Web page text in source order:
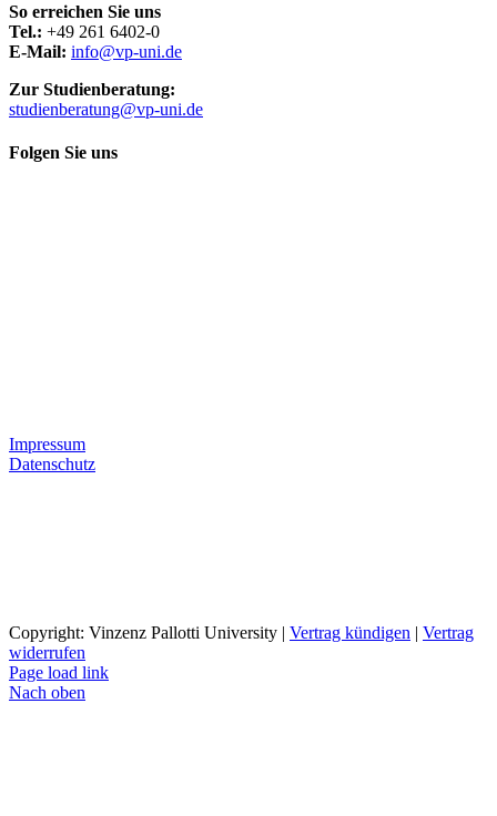
So erreichen Sie uns
Tel.: +49 261 6402-0
E-Mail: info@vp-uni.de
Zur Studienberatung:
studienberatung@vp-uni.de
Folgen Sie uns
Impressum
Datenschutz
Copyright: Vinzenz Pallotti University | Vertrag kündigen | Vertrag
widerrufen
Page load link
Nach oben